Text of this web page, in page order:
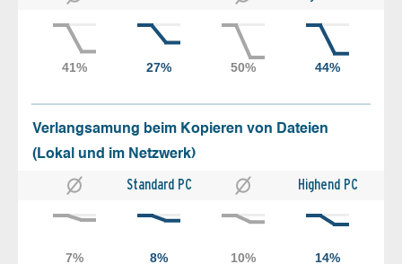
Verlangsamung beim Kopieren von Dateien
(Lokal und im Netzwerk)
Standard PC Highend PC